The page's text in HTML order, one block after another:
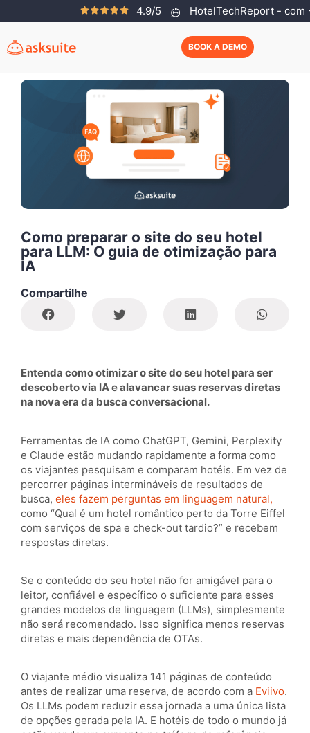
4.9/5 HotelTechReport - com
BOOK A DEMO
Novembro 14, 2025
Como preparar o site do seu hotel
para LLM: O guia de otimização para
IA
Compartilhe
Entenda como otimizar o site do seu hotel para ser
descoberto via IA e alavancar suas reservas diretas
na nova era da busca conversacional.
Ferramentas de IA como ChatGPT, Gemini, Perplexity
e Claude estão mudando rapidamente a forma como
os viajantes pesquisam e comparam hotéis. Em vez de
percorrer páginas intermináveis de resultados de
busca, eles fazem perguntas em linguagem natural,
como “Qual é um hotel romântico perto da Torre Eiffel
com serviços de spa e check-out tardio?” e recebem
respostas diretas.
Se o conteúdo do seu hotel não for amigável para o
leitor, confiável e específico o suficiente para esses
grandes modelos de linguagem (LLMs), simplesmente
não será recomendado. Isso significa menos reservas
diretas e mais dependência de OTAs.
O viajante médio visualiza 141 páginas de conteúdo
antes de realizar uma reserva, de acordo com a Eviivo.
Os LLMs podem reduzir essa jornada a uma única lista
de opções gerada pela IA. E hotéis de todo o mundo já